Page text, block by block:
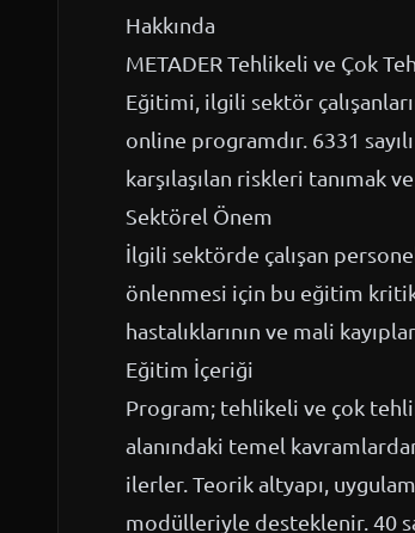
Hakkında
METADER Tehlikeli ve Çok
Eğitimi, ilgili sektör
online programdır. 6331
karşılaşılan riskleri tanımak
Sektörel Önem
İlgili sektörde çalışan
önlenmesi için bu eğitim kritik
hastalıklarının ve mali
Eğitim İçeriği
Program; tehlikeli ve çok
alanındaki temel
ilerler. Teorik altyapı,
modülleriyle desteklenir. 40